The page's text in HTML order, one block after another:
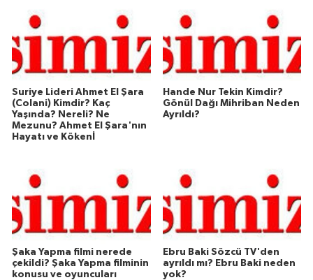
Suriye Lideri Ahmet El Şara
(Colani) Kimdir? Kaç
Yaşında? Nereli? Ne
Mezunu? Ahmet El Şara'nın
Hayatı ve Kökenİ
Hande Nur Tekin Kimdir?
Gönül Dağı Mihriban Neden
Ayrıldı?
Şaka Yapma filmi nerede
çekildi? Şaka Yapma filminin
konusu ve oyuncuları
Ebru Baki Sözcü TV'den
ayrıldı mı? Ebru Baki neden
yok?